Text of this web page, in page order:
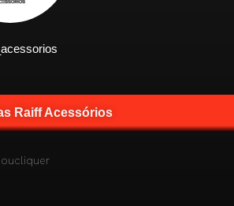
Raiff Acessórios